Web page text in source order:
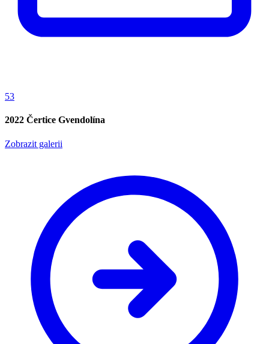
53
2022 Čertice Gvendolína
Zobrazit galerii